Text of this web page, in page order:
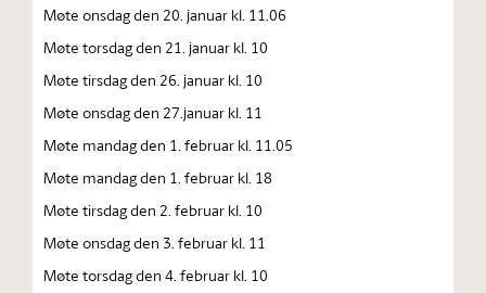
Møte onsdag den 20. januar kl. 11.06
Møte torsdag den 21. januar kl. 10
Møte tirsdag den 26. januar kl. 10
Møte onsdag den 27.januar kl. 11
Møte mandag den 1. februar kl. 11.05
Møte mandag den 1. februar kl. 18
Møte tirsdag den 2. februar kl. 10
Møte onsdag den 3. februar kl. 11
Møte torsdag den 4. februar kl. 10